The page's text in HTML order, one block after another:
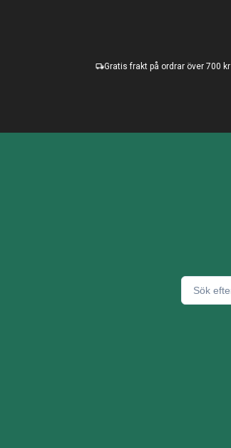
Gratis frakt på ordrar över 700 kr